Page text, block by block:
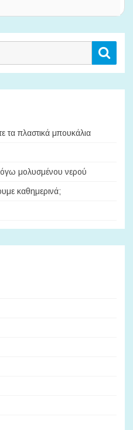
τα πλαστικά μπουκάλια
λόγω μολυσμένου νερού
καθημερινά;